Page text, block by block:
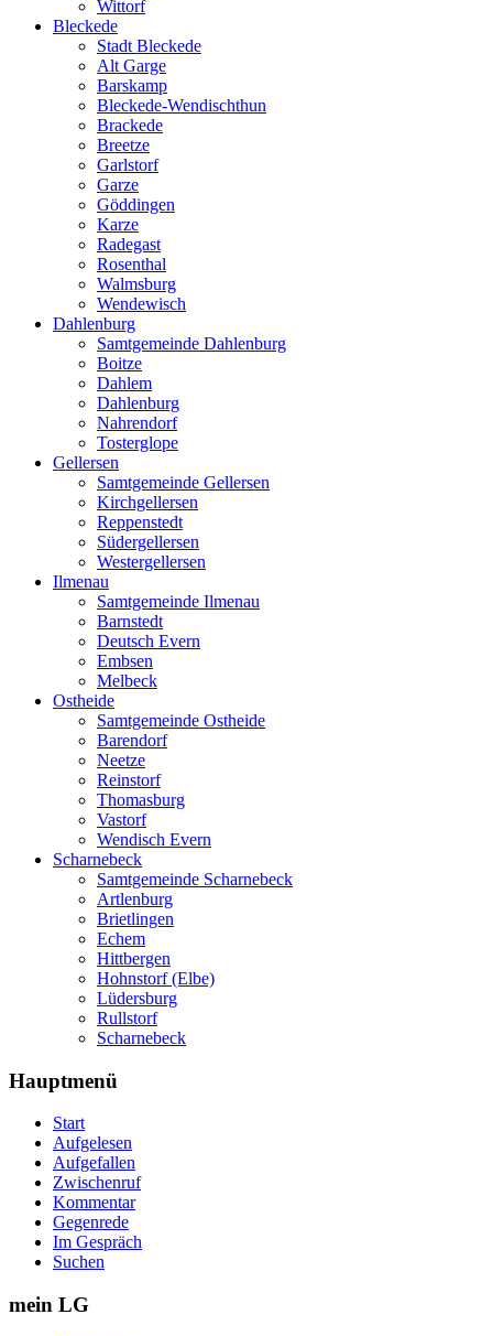
Wittorf
Bleckede
Stadt Bleckede
Alt Garge
Barskamp
Bleckede-Wendischthun
Brackede
Breetze
Garlstorf
Garze
Göddingen
Karze
Radegast
Rosenthal
Walmsburg
Wendewisch
Dahlenburg
Samtgemeinde Dahlenburg
Boitze
Dahlem
Dahlenburg
Nahrendorf
Tosterglope
Gellersen
Samtgemeinde Gellersen
Kirchgellersen
Reppenstedt
Südergellersen
Westergellersen
Ilmenau
Samtgemeinde Ilmenau
Barnstedt
Deutsch Evern
Embsen
Melbeck
Ostheide
Samtgemeinde Ostheide
Barendorf
Neetze
Reinstorf
Thomasburg
Vastorf
Wendisch Evern
Scharnebeck
Samtgemeinde Scharnebeck
Artlenburg
Brietlingen
Echem
Hittbergen
Hohnstorf (Elbe)
Lüdersburg
Rullstorf
Scharnebeck
Hauptmenü
Start
Aufgelesen
Aufgefallen
Zwischenruf
Kommentar
Gegenrede
Im Gespräch
Suchen
mein LG